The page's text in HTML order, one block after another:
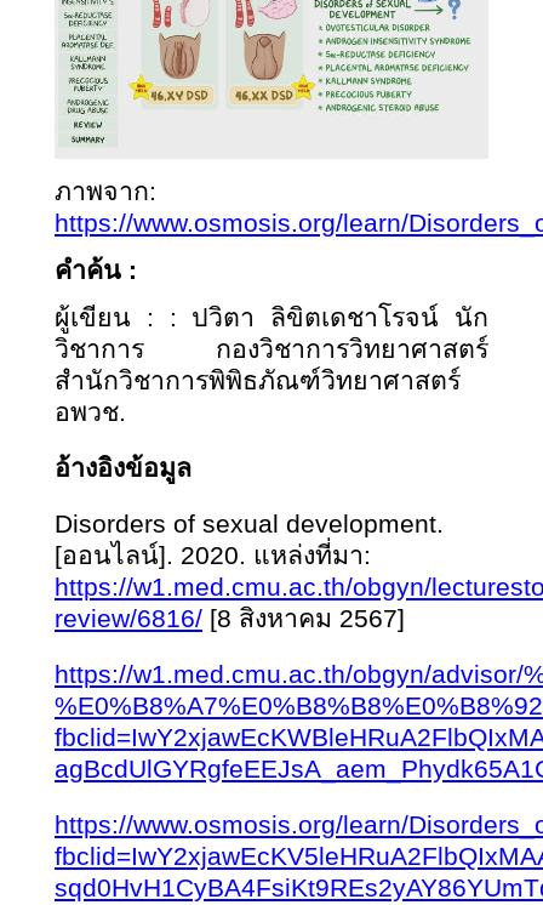
ภาพจาก:
https://www.osmosis.org/learn/
คำค้น :
ผู้เขียน : : ปวิตา ลิขิตเดชาโรจน์ นัก
วิชาการ กองวิชาการวิทยาศาสตร์
สำนักวิชาการพิพิธภัณฑ์วิทยาศาสตร์
อพวช.
อ้างอิงข้อมูล
Disorders of sexual development.
[ออนไลน์]. 2020. แหล่งที่มา:
https://w1.med.cmu.ac.th/obgyn/
review/6816/ [8 สิงหาคม 2567]
https://w1.med.cmu.ac.th/obgyn/advisor/
https://www.osmosis.org/learn/